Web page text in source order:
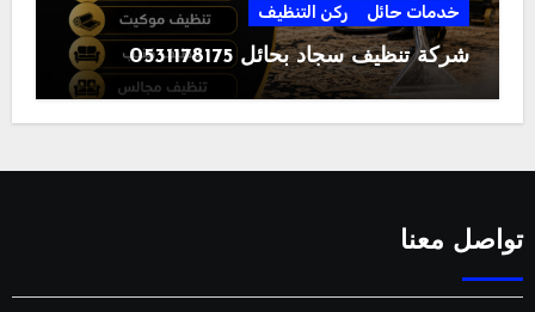
خدمات حائل ركن التنظيف
شركة تنظيف سجاد بحائل 0531178175
تواصل معنا